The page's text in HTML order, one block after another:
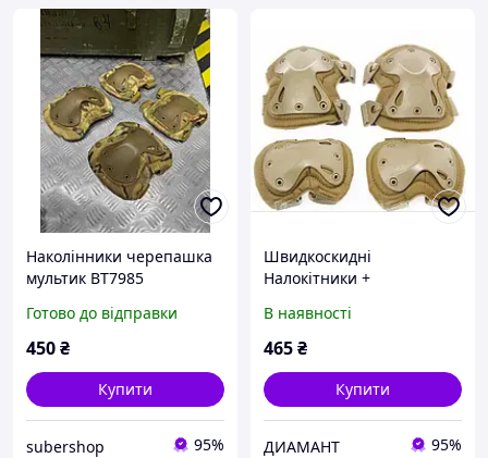
Наколінники черепашка
мультик ВТ7985
Готово до відправки
450₴
Купити
subershop 95%
Швидкоскидні
Налокітники +
В наявності
465₴
Купити
ДИАМАНТ 95%